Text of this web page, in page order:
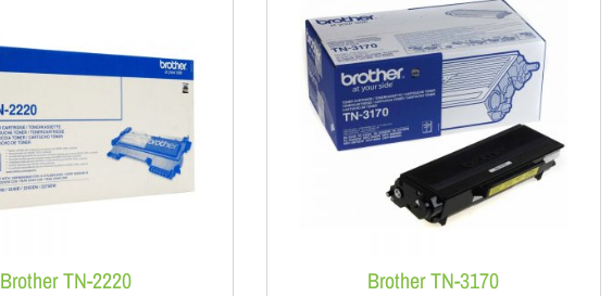
Brother TN-3170
Brother TN-2220